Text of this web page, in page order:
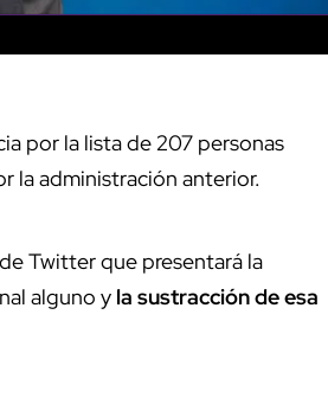
por la lista de 207 personas
la administración anterior.
Twitter que presentará la
alguno y la sustracción de esa